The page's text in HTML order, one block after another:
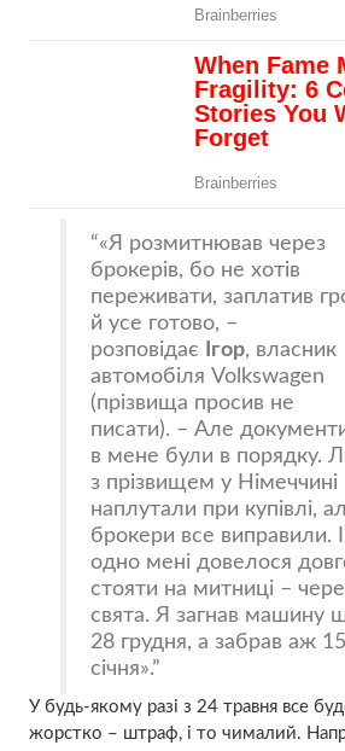
«Я розмитнював через
брокерів, бо не хотів
переживати, заплатив
й усе готово, –
розповідає
Ігор, власник
автомобіля Volkswagen
(прізвища просив не
писати). – Але
в мене були в порядку.
з прізвищем у Німеччині
наплутали при купівлі,
брокери все виправили.
одно мені довелося
стояти на митниці –
свята. Я загнав машину
28 грудня, а забрав аж 15
січня».
У будь-якому разі з 24 травня все
жорстко – штраф, і то чималий.